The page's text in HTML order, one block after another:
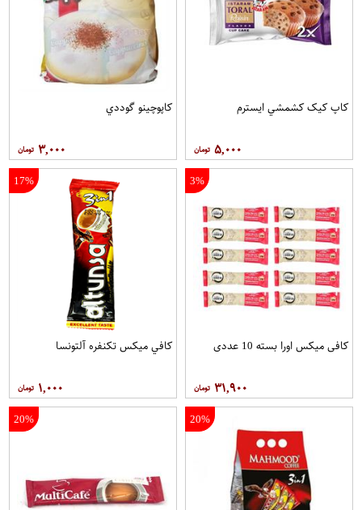
کاپ کيک کشمشي ايسترم
۵,۰۰۰
کاپوچينو گوددي
۳,۰۰۰
3%
کافی میکس اورا بسته 10 عددی
۳۱,۹۰۰
17%
کافي ميکس تکنفره آلتونسا
۱,۰۰۰
20%
20%